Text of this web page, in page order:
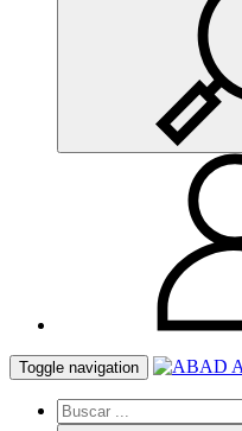
Toggle navigation